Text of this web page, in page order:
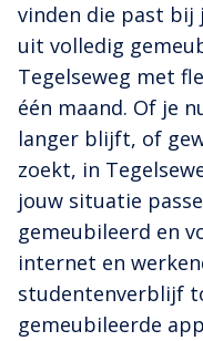
vinden die past bij
uit volledig
Tegelseweg met
één maand. Of je
langer blijft, of
zoekt, in
jouw situatie
gemeubileerd en
internet en
studentenverblijf
gemeubileerde